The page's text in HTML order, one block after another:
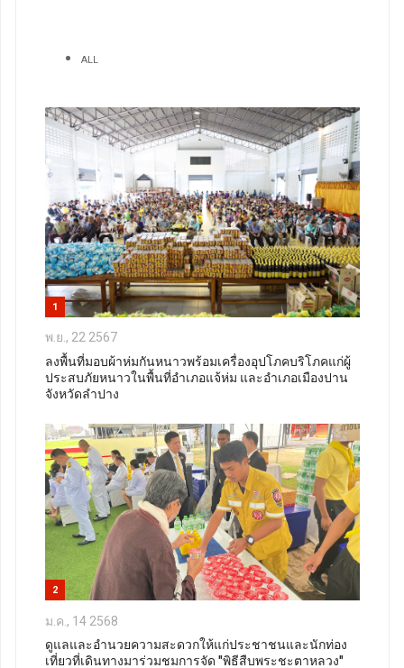
ALL
1
พ.ย., 22 2567
ลงพื้นที่มอบผ้าห่มกันหนาวพร้อมเครื่องอุปโภคบริโภคแก่ผู้
ประสบภัยหนาวในพื้นที่อำเภอแจ้ห่ม และอำเภอเมืองปาน
จังหวัดลำปาง
2
ม.ค., 14 2568
ดูแลและอำนวยความสะดวกให้แก่ประชาชนและนักท่อง
เที่ยวที่เดินทางมาร่วมชมการจัด "พิธีสืบพระชะตาหลวง"